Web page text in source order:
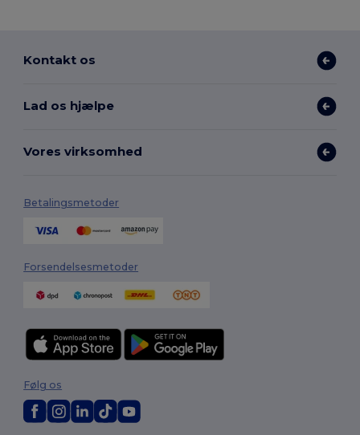
Kontakt os
Lad os hjælpe
Vores virksomhed
Betalingsmetoder
Forsendelsesmetoder
Følg os